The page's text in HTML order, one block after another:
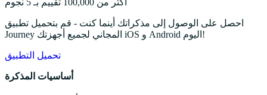
احصل على الوصول إلى مذكراتك أينما كنت - قم بتحميل تطبيق
Journey المجاني لجميع أجهزتك iOS و Android اليوم!
تحميل التطبيق
أساسيات المذكرة